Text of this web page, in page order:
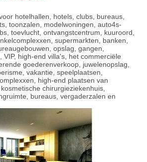
hotelhallen, hotels, clubs, bureaus,
toonzalen, modelwoningen, auto4s-
toevlucht, ontvangstcentrum, kuuroord,
supermarkten, banken,
opslag, gangen,
VIP, high-end villa's, het commerciële
goederenverkoop, juwelenopslag,
vakantie, speelplaatsen,
high-end plaatsen van
chirurgieziekenhuis,
bureaus, vergaderzalen en